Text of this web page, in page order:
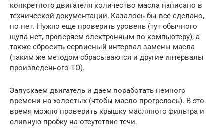
конкретного двигателя количество масла написано в
технической документации. Казалось бы все сделано,
но нет. Нужно еще проверить уровень (тут обычного
щупа нет, проверяем электронным по компьютеру), а
также сбросить сервисный интервал замены масла
(таким же методом сбрасываются и другие интервалы
произведенного ТО).
Запускаем двигатель и даем поработать немного
времени на холостых (чтобы масло прогрелось). В это
время можно проверить крышку масляного фильтра и
сливную пробку на отсутствие течи.